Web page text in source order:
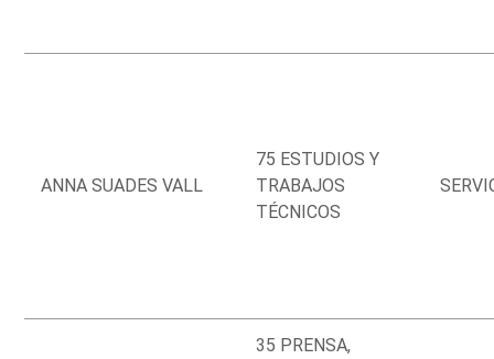
ANNA SUADES VALL
75 ESTUDIOS Y
TRABAJOS
TÉCNICOS
35 PRENSA,